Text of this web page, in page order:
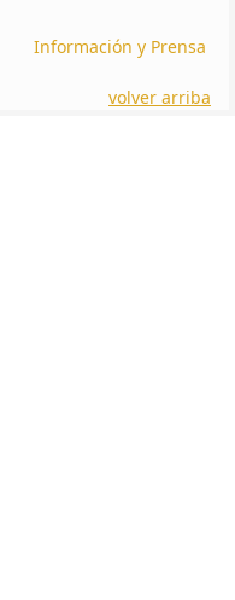
Información y Prensa
volver arriba